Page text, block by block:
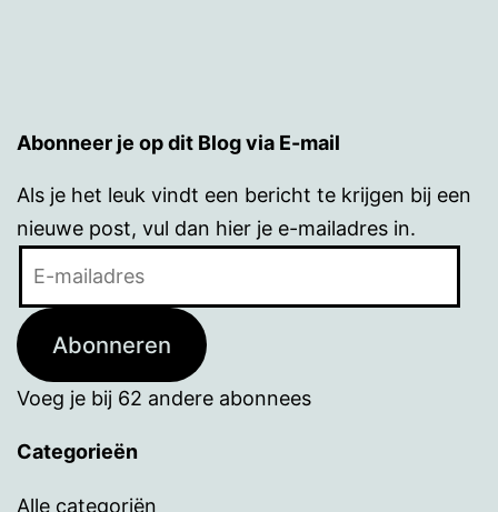
Abonneer je op dit Blog via E-mail
Als je het leuk vindt een bericht te krijgen bij een
nieuwe post, vul dan hier je e-mailadres in.
Abonneren
Voeg je bij 62 andere abonnees
Categorieën
Alle categoriën